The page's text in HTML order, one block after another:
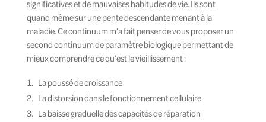
significatives et de mauvaises habitudes de vie. Ils sont
quand même sur une pente descendante menant à la
maladie. Ce continuum m’a fait penser de vous proposer un
second continuum de paramètre biologique permettant de
mieux comprendre ce qu’est le vieillissement :
La poussé de croissance
La distorsion dans le fonctionnement cellulaire
La baisse graduelle des capacités de réparation